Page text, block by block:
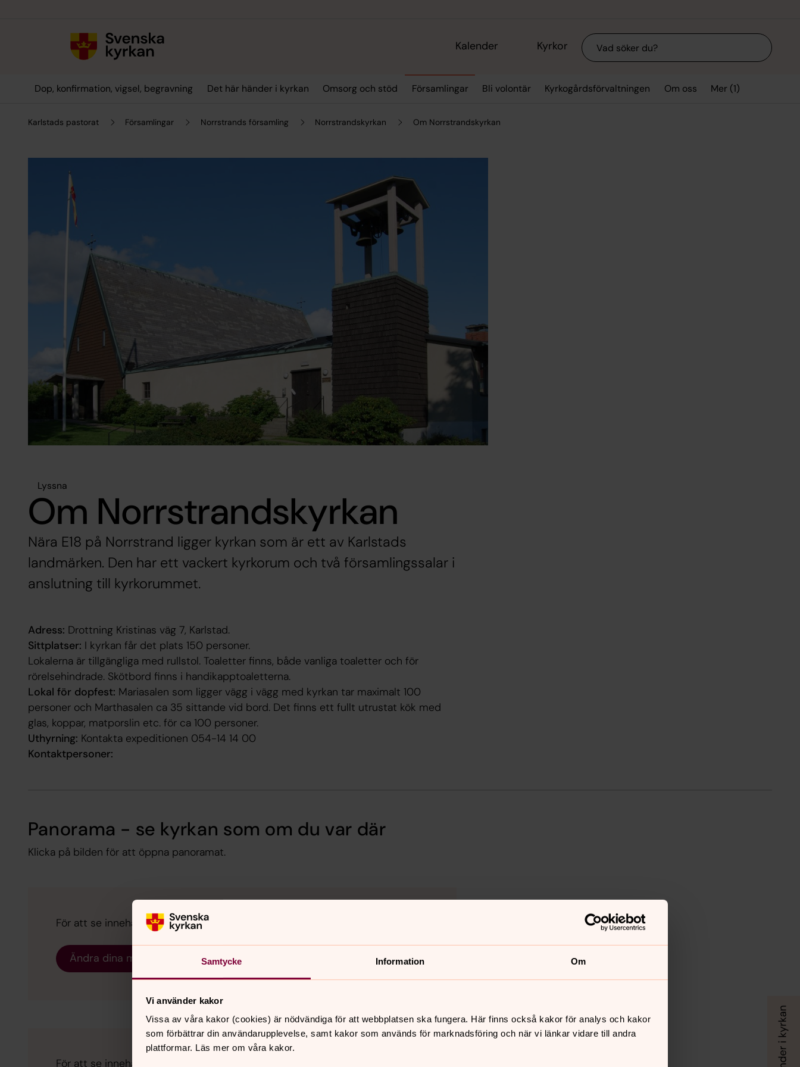
Samtycke Information Om
Vi använder kakor
Vissa av våra kakor (cookies) är nödvändiga för att webbplatsen ska fungera. Här finns också kakor för analys och kakor
som förbättrar din användarupplevelse, samt kakor som används för marknadsföring och när vi länkar vidare till andra
plattformar. Läs mer om våra kakor.
Kalender Kyrkor Sök
Dop, konfirmation, vigsel, begravning Det här händer i kyrkan Omsorg och stöd Församlingar Bli volontär Kyrkogårdsförvaltningen Om oss Mer (1)
Karlstads pastorat Församlingar Norrstrands församling Norrstrandskyrkan Om Norrstrandskyrkan
Lyssna
Om Norrstrandskyrkan
Nära E18 på Norrstrand ligger kyrkan som är ett av Karlstads
landmärken. Den har ett vackert kyrkorum och två församlingssalar i
anslutning till kyrkorummet.
Adress: Drottning Kristinas väg 7, Karlstad.
Sittplatser: I kyrkan får det plats 150 personer.
Lokalerna är tillgängliga med rullstol. Toaletter finns, både vanliga toaletter och för
rörelsehindrade. Skötbord finns i handikapptoaletterna.
Lokal för dopfest: Mariasalen som ligger vägg i vägg med kyrkan tar maximalt 100
personer och Marthasalen ca 35 sittande vid bord. Det finns ett fullt utrustat kök med
glas, koppar, matporslin etc. för ca 100 personer.
Uthyrning: Kontakta expeditionen 054-14 14 00
Kontaktpersoner:
Panorama - se kyrkan som om du var där
Klicka på bilden för att öppna panoramat.
För att se innehållet behöver du acceptera kakor för marknadsföring.
Ändra dina marknadsföring för kakor
För att se innehållet behöver du acceptera kakor för marknadsföring.